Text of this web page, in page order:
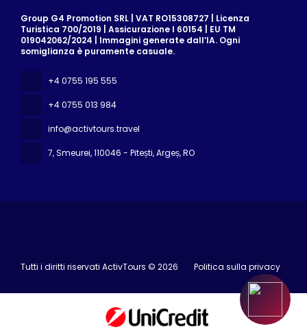
Group G4 Promotion SRL | VAT RO15308727 | Licenza
Turistica 700/2019 | Assicurazione I 60154 | EU TM
019042062/2024 | Immagini generate dall’IA. Ogni
somiglianza è puramente casuale.
+4 0755 195 555
+4 0755 013 984
info@activtours.travel
7, Smeurei, 110046 - Pitești, Argeș, RO
Tutti i diritti riservati ActivTours © 2026 Politica sulla privacy